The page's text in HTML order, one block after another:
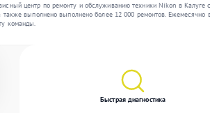
центр по ремонту и обслуживанию техники Nikon в
также выполнено выполнено более 12 000 ремонтов.
команды.
Быстрая диагностика